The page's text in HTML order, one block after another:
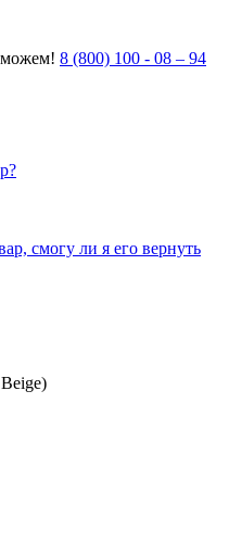
8 (800) 100 - 08 – 94
смогу ли я его вернуть